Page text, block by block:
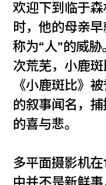
欢迎下到临于
时，他的母亲
称为“人”的威
次荒芜，小鹿斑
《小鹿斑比》
的叙事闻名，
的喜与悲。
多平面摄影机